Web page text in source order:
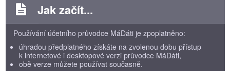
Jak začít...
Používání účetního průvodce MáDáti je zpoplatněno:
úhradou předplatného získáte na zvolenou dobu přístup
k internetové i desktopové verzi průvodce MáDáti,
obě verze můžete používat současně.